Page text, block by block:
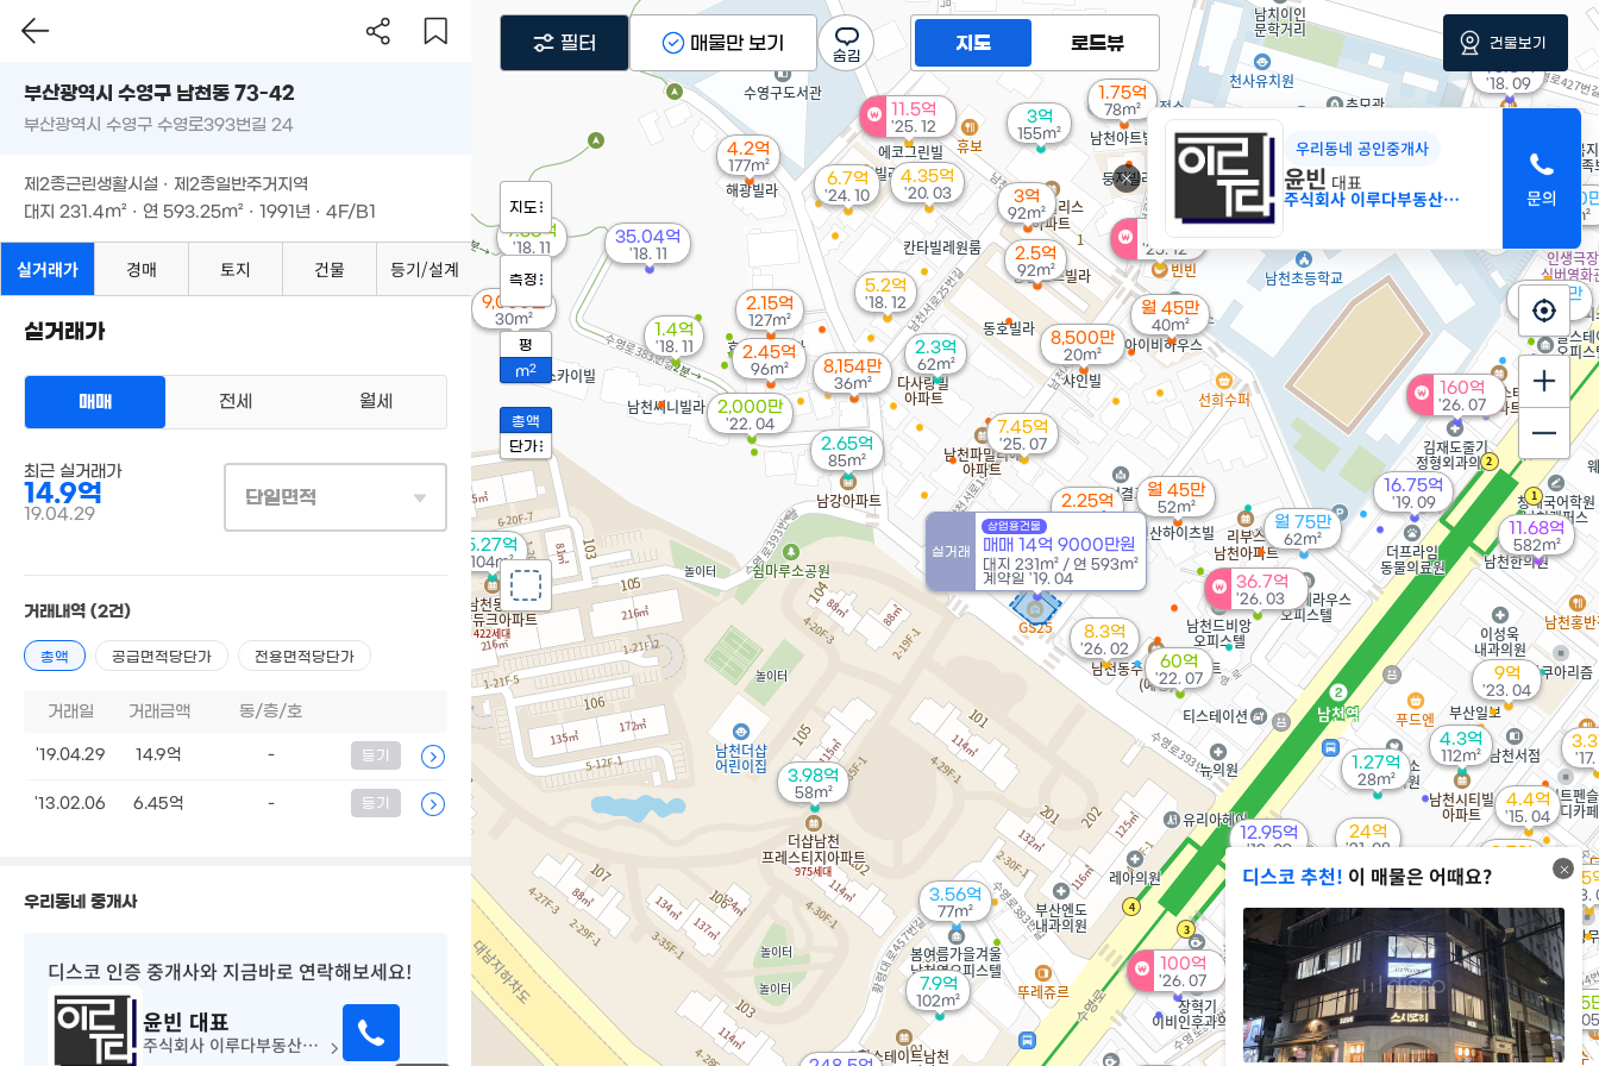
월 120만
0m²
5.27억
104m²
0m²
160억
'26. 07
100억
'26. 07
월 75만
62m²
1.75억
78m²
월 45만
40m²
3억
92m²
2.3억
62m²
월 45만
52m²
93m²
월 25만
24m²
'26. 03
36.7억
'26. 03
2.25억
86m²
8.3억
'26. 02
4.3억
112m²
7.9억
102m²
11.5억
'25. 12
15억
'25. 12
3.98억
58m²
7.45억
'25. 07
5,800
37m²
6.7억
'24. 10
2.45억
96m²
2.5억
92m²
9억
'23. 04
4.2억
177m²
25
'23.
60억
'22. 07
2,000만
'22. 04
3.56억
77m²
24억
'21. 08
1.27억
28m²
9,000만
30m²
9,255
'20. 05
8,500만
20m²
4.35억
'20. 03
16.75억
'19. 09
실거래
상업용건물
매매 14억 9000만원
대지 231m² / 연 593m²
계약일 '19. 04
3억
155m²
5.2억
'18. 12
35.04억
'18. 11
7.56억
'18. 11
1.4억
'18. 11
'18. 09
2.65억
85m²
3.8억
2억
'15. 09
8,154만
36m²
3.8억
'15. 05
4.4억
'15. 04
2.15억
127m²
11.68억
582m²
12.95억
'13. 09
2.63억
'12. 11
디스코 추천! 이 매물은 어때요?
우리동네 공인중개사
윤빈 대표
주식회사 이루다부동산중개법인
지도 로드뷰
지도
측정
평
m2
총액
단가
필터 매물만 보기 건물보기
부산광역시 수영구 남천동 73-42
부산광역시 수영구 수영로393번길 24
제2종근린생활시설 · 제2종일반주거지역
대지 231.4m² · 연 593.25m² · 1991년 · 4F/B1
실거래가 경매 토지 건물 등기/설계
실거래가
매매 전세 월세
최근 실거래가
14.9억
19.04.29
단일면적
거래내역 (2건)
총액 공급면적당단가 전용면적당단가
거래일 거래금액 동/층/호
'19.04.29 14.9억 - 등기
'13.02.06 6.45억 - 등기
우리동네 중개사
디스코 인증 중개사와 지금바로 연락해보세요!
윤빈 대표
주식회사 이루다부동산중개법인